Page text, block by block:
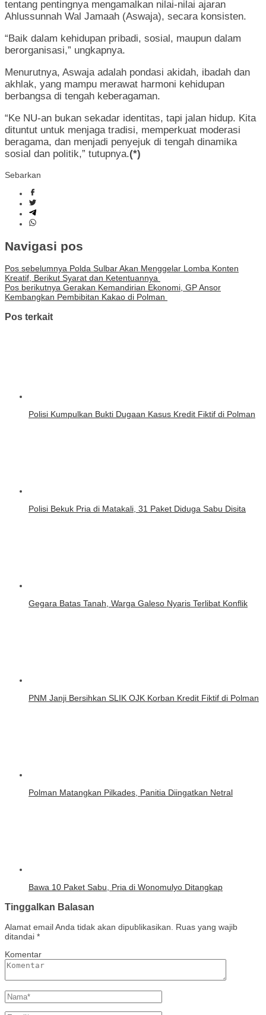
tentang pentingnya mengamalkan nilai-nilai ajaran
Ahlussunnah Wal Jamaah (Aswaja), secara konsisten.
“Baik dalam kehidupan pribadi, sosial, maupun dalam
berorganisasi,” ungkapnya.
Menurutnya, Aswaja adalah pondasi akidah, ibadah dan
akhlak, yang mampu merawat harmoni kehidupan
berbangsa di tengah keberagaman.
“Ke NU-an bukan sekadar identitas, tapi jalan hidup. Kita
dituntut untuk menjaga tradisi, memperkuat moderasi
beragama, dan menjadi penyejuk di tengah dinamika
sosial dan politik,” tutupnya.(*)
Sebarkan
Navigasi pos
Pos sebelumnya Polda Sulbar Akan Menggelar Lomba Konten
Kreatif, Berikut Syarat dan Ketentuannya
Pos berikutnya Gerakan Kemandirian Ekonomi, GP Ansor
Kembangkan Pembibitan Kakao di Polman
Pos terkait
Polisi Kumpulkan Bukti Dugaan Kasus Kredit Fiktif di Polman
Polisi Bekuk Pria di Matakali, 31 Paket Diduga Sabu Disita
Gegara Batas Tanah, Warga Galeso Nyaris Terlibat Konflik
PNM Janji Bersihkan SLIK OJK Korban Kredit Fiktif di Polman
Polman Matangkan Pilkades, Panitia Diingatkan Netral
Bawa 10 Paket Sabu, Pria di Wonomulyo Ditangkap
Tinggalkan Balasan
Alamat email Anda tidak akan dipublikasikan. Ruas yang wajib
ditandai *
Komentar